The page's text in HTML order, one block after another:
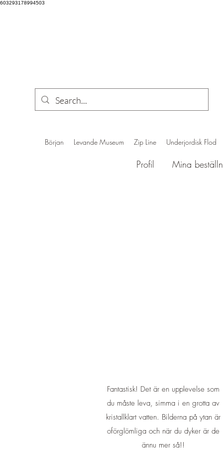
603293178994503
Början Levande Museum Zip Line Underjordisk Flod
Profil Mina
Fantastisk! Det är en upplevelse som
du måste leva, simma i en grotta av
kristallklart vatten. Bilderna på ytan är
oförglömliga och när du dyker är de
ännu mer så!!